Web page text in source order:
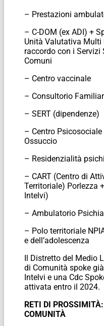
– Prestazioni
– C-DOM (ex ADI) +
Unità Valutativa Multi
raccordo con i
Comuni
– Centro vaccinale
– Consultorio
– SERT (dipendenze)
– Centro
Ossuccio
– Residenzialità
– CART (Centro di
Territoriale) Porlezza
Intelvi)
– Ambulatorio
– Polo territoriale
e dell’adolescenza
Il Distretto del Medio
di Comunità spoke
Intelvi e una Cdc
attivata entro il 2024.
RETI DI
COMUNITÀ